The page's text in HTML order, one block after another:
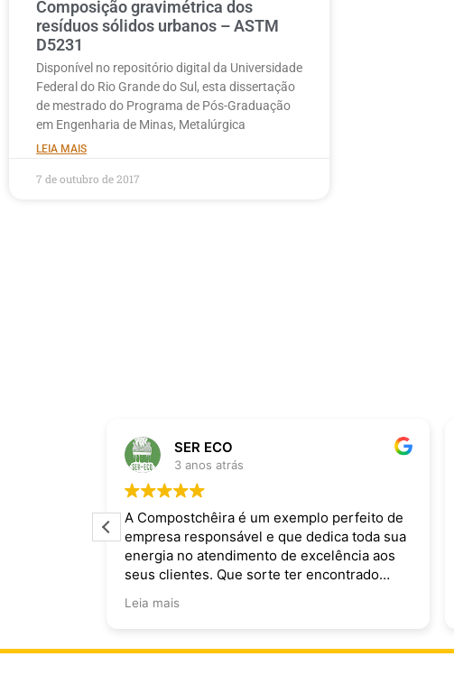
Composição gravimétrica dos
resíduos sólidos urbanos – ASTM
D5231
Disponível no repositório digital da Universidade
Federal do Rio Grande do Sul, esta dissertação
de mestrado do Programa de Pós-Graduação
em Engenharia de Minas, Metalúrgica
LEIA MAIS
7 de outubro de 2017
SER ECO
3 anos atrás
A Compostchêira é um exemplo perfeito de
empresa responsável e que dedica toda sua
energia no atendimento de excelência aos
seus clientes. Que sorte ter encontrado
Leia mais